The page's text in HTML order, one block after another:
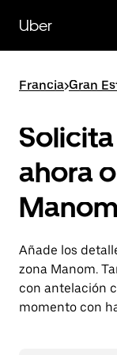
contenido
principal
Uber
Francia>Gran
ahora
Manom
Añade los
zona Manom.
con antelación
momento con